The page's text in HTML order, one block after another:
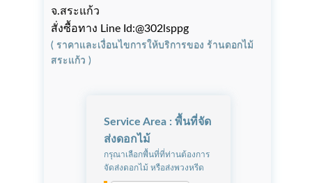
จ.สระแก้ว
สั่งซื้อทาง Line Id:@302lsppg
( ราคาและเงื่อนไขการให้บริการของ ร้านดอกไม้
สระแก้ว )
Service Area : พื้นที่จัด
ส่งดอกไม้
กรุณาเลือกพื้นที่ที่ท่านต้องการ
จัดส่งดอกไม้ หรือส่งพวงหรีด